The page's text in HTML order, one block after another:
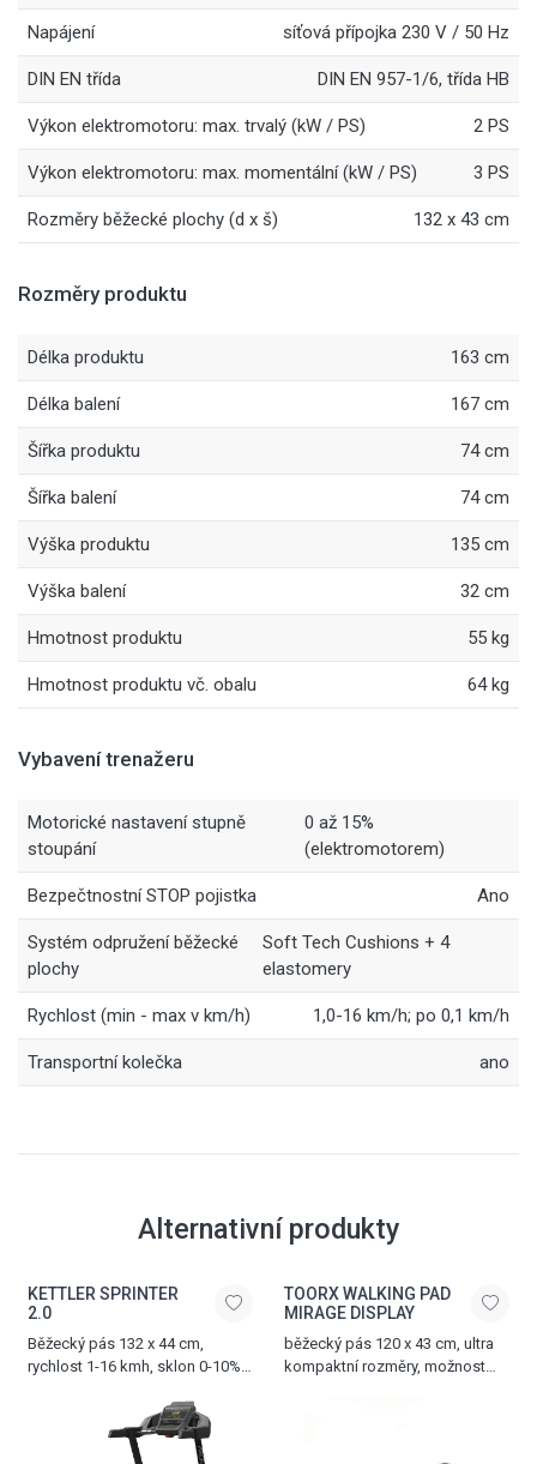
Napájení síťová přípojka 230 V / 50 Hz
DIN EN třída DIN EN 957-1/6, třída HB
Výkon elektromotoru: max. trvalý (kW / PS) 2 PS
Výkon elektromotoru: max. momentální (kW / PS) 3 PS
Rozměry běžecké plochy (d x š) 132 x 43 cm
Rozměry produktu
Délka produktu 163 cm
Délka balení 167 cm
Šířka produktu 74 cm
Šířka balení 74 cm
Výška produktu 135 cm
Výška balení 32 cm
Hmotnost produktu 55 kg
Hmotnost produktu vč. obalu 64 kg
Vybavení trenažeru
Motorické nastavení stupně
stoupání
0 až 15%
(elektromotorem)
Bezpečtnostní STOP pojistka Ano
Systém odpružení běžecké
plochy
Soft Tech Cushions + 4
elastomery
Rychlost (min - max v km/h) 1,0-16 km/h; po 0,1 km/h
Transportní kolečka ano
Alternativní produkty
KETTLER SPRINTER
2.0
Běžecký pás 132 x 44 cm,
rychlost 1-16 kmh, sklon 0-10%,
TOORX WALKING PAD
MIRAGE DISPLAY
běžecký pás 120 x 43 cm, ultra
kompaktní rozměry, možnost